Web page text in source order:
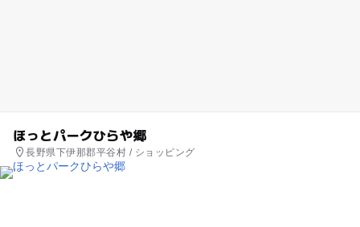
ほっとパークひらや郷
長野県下伊那郡平谷村 / ショッピング